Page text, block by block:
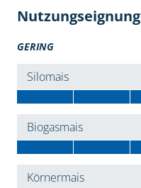
Nutzungseignung
GERING
Silomais
Biogasmais
Körnermais